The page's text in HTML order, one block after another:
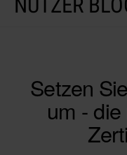
NUTZER
Setzen
um -